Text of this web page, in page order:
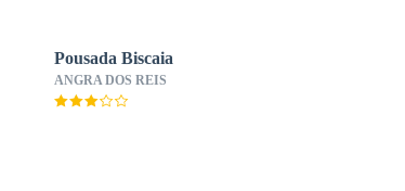
Pousada Biscaia
ANGRA DOS REIS